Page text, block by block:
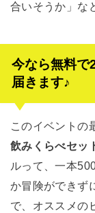
合いそうか」な
今なら無料で
届きます♪
このイベントの
飲みくらべセッ
ルって、一本
か冒険ができず
で、オススメの